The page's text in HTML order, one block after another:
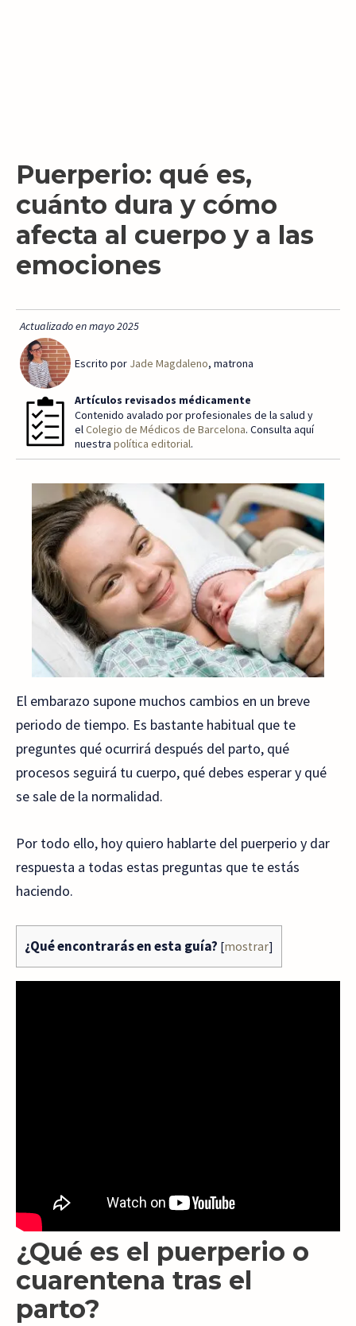
Puerperio: qué es,
cuánto dura y cómo
afecta al cuerpo y a las
emociones
Actualizado en mayo 2025
Escrito por Jade Magdaleno, matrona
Artículos revisados médicamente
Contenido avalado por profesionales de la salud y
elColegio de Médicos de Barcelona. Consulta aquí
nuestra política editorial.
El embarazo supone muchos cambios en un breve
periodo de tiempo. Es bastante habitual que te
preguntes qué ocurrirá después del parto, qué
procesos seguirá tu cuerpo, qué debes esperar y qué
se sale de la normalidad.
Por todo ello, hoy quiero hablarte del puerperio y dar
respuesta a todas estas preguntas que te estás
haciendo.
¿Qué encontrarás en esta guía? [mostrar]
¿Qué es el puerperio o
cuarentena tras el
parto?